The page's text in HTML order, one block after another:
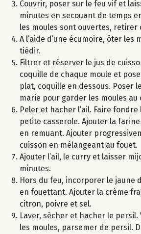
Couvrir, poser sur le feu vif et
minutes en secouant de temps
les moules sont ouvertes, retirer
A l’aide d’une écumoire, ôter les
tiédir.
Filtrer et réserver le jus de
coquille de chaque moule et
plat, coquille en dessous. Poser
marie pour garder les moules au
Peler et hacher l’ail. Faire
petite casserole. Ajouter la
en remuant. Ajouter
cuisson en mélangeant au fouet.
Ajouter l’ail, le curry et laisser
minutes.
Hors du feu, incorporer le jaune
en fouettant. Ajouter la crème
citron, poivre et sel.
Laver, sécher et hacher le persil.
les moules, parsemer de persil.